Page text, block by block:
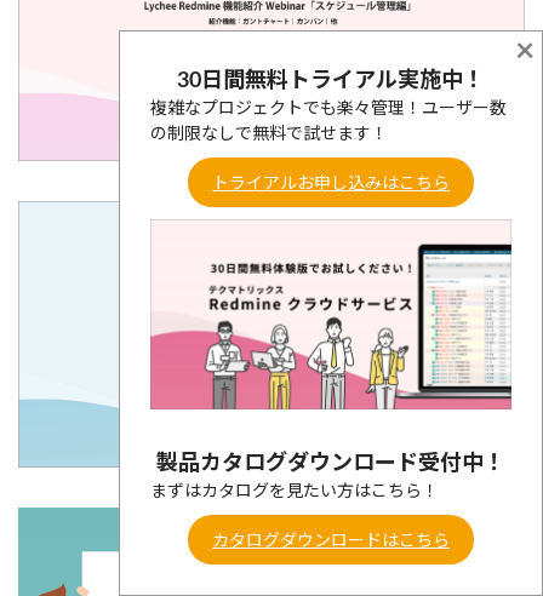
30日間無料トライアル実施中！
複雑なプロジェクトでも楽々管理！ユーザー数
の制限なしで無料で試せます！
トライアルお申し込みはこちら
製品カタログダウンロード受付中！
まずはカタログを見たい方はこちら！
カタログダウンロードはこちら
×